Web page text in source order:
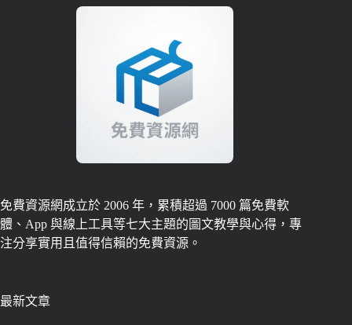
免費資源網成立於 2006 年，累積超過 7000 篇免費軟
體、App 與線上工具等七大主題的圖文教學與心得，專
注分享實用且值得信賴的免費資源。
最新文章